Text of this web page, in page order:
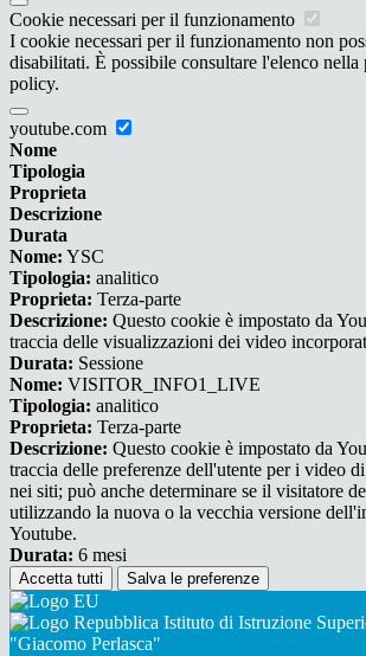
Cookie necessari per il funzionamento
I cookie necessari per il funzionamento non
disabilitati. È possibile consultare l'elenco nella
policy.
youtube.com
Nome
Tipologia
Proprieta
Descrizione
Durata
Nome: YSC
Tipologia: analitico
Proprieta: Terza-parte
Descrizione: Questo cookie è impostato da
traccia delle visualizzazioni dei video
Durata: Sessione
Nome: VISITOR_INFO1_LIVE
Tipologia: analitico
Proprieta: Terza-parte
Descrizione: Questo cookie è impostato da
traccia delle preferenze dell'utente per i video
nei siti; può anche determinare se il visitatore
utilizzando la nuova o la vecchia versione
Youtube.
Durata: 6 mesi
Accetta tutti Salva le preferenze
Istituto di Istruzione
"Giacomo Perlasca"